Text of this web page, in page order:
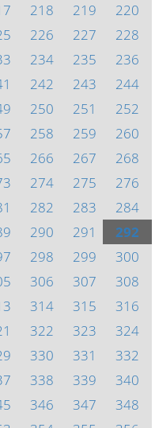
218 219
220
226 227
228
234 235
236
242 243
244
250 251
252
258 259
260
266 267
268
274 275
276
282 283
284
290 291
292
298 299
300
306 307
308
314 315
316
322 323
324
330 331
332
338 339
340
346 347
348